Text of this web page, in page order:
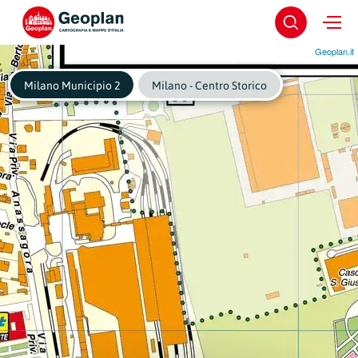
Geoplan.it
Milano Municipio 2 Milano - Centro Storico